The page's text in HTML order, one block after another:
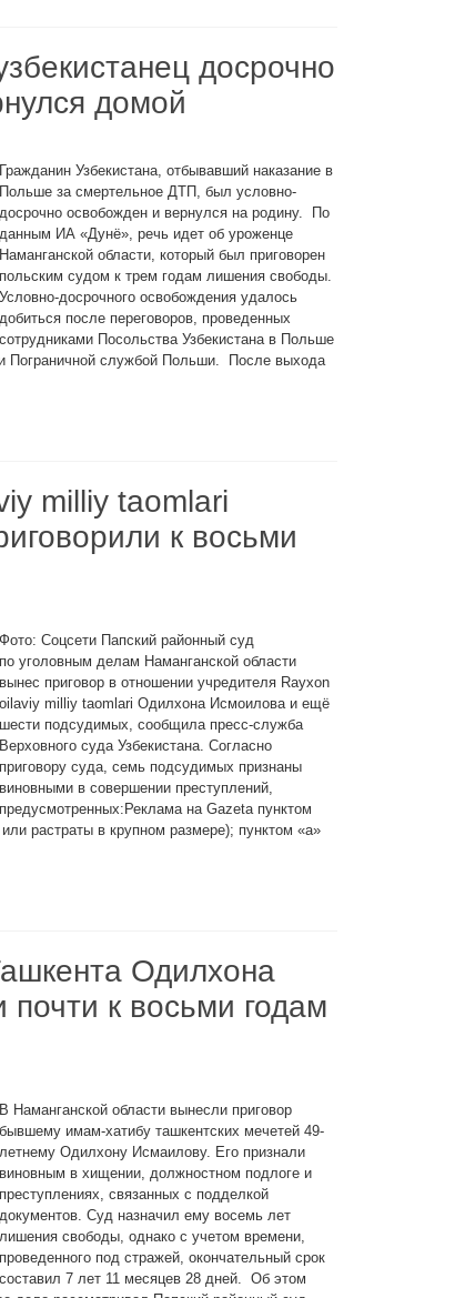
досрочно
домой
Гражданин Узбекистана, отбывавший наказание в
Польше за смертельное ДТП, был условно-
досрочно освобожден и вернулся на родину. По
данным ИА «Дунё», речь идет об уроженце
Наманганской области, который был приговорен
польским судом к трем годам лишения свободы.
Условно-досрочного освобождения удалось
добиться после переговоров, проведенных
сотрудниками Посольства Узбекистана в Польше
Пограничной службой Польши. После выхода
milliy taomlari
к восьми
Фото: Соцсети Папский районный суд
по уголовным делам Наманганской области
вынес приговор в отношении учредителя Rayxon
oilaviy milliy taomlari Одилхона Исмоилова и ещё
шести подсудимых, сообщила пресс-служба
Верховного суда Узбекистана. Согласно
приговору суда, семь подсудимых признаны
виновными в совершении преступлений,
предусмотренных:Реклама на Gazeta пунктом
растраты в крупном размере); пунктом «а»
Одилхона
к восьми годам
В Наманганской области вынесли приговор
бывшему имам-хатибу ташкентских мечетей 49-
летнему Одилхону Исмаилову. Его признали
виновным в хищении, должностном подлоге и
преступлениях, связанных с подделкой
документов. Суд назначил ему восемь лет
лишения свободы, однако с учетом времени,
проведенного под стражей, окончательный срок
составил 7 лет 11 месяцев 28 дней. Об этом